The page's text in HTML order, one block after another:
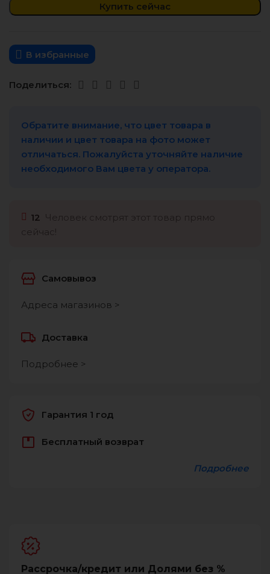
Купить сейчас
В избранные
Поделиться:
Обратите внимание, что цвет товара в
наличии и цвет товара на фото может
отличаться. Пожалуйста уточняйте наличие
необходимого Вам цвета у оператора.
12
Самовывоз
Адреса магазинов >
Доставка
Подробнее >
Гарантия 1 год
Бесплатный возврат
Подробнее
Рассрочка/кредит или Долями без %